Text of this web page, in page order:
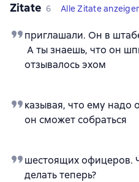
Zitate 6 Alle Zitate
приглашали. Он в
А ты знаешь, что он
отзывалось эхом
казывая, что ему надо
он сможет собраться
шестоящих офицеров.
делать теперь?